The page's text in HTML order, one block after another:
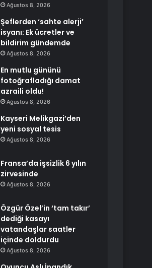
Ağustos 8, 2026
Şeflerden ‘sahte alerji’
isyanı: Ek ücretler ve
bildirim gündemde
Ağustos 8, 2026
En mutlu gününü
fotoğrafladığı damat
azraili oldu!
Ağustos 8, 2026
Kayseri Melikgazi’den
yeni sosyal tesis
Ağustos 8, 2026
Fransa’da işsizlik 6 yılın
zirvesinde
Ağustos 8, 2026
Özgür Özel’in ‘tam takır’
dediği kasayı
vatandaşlar saatler
içinde doldurdu
Ağustos 8, 2026